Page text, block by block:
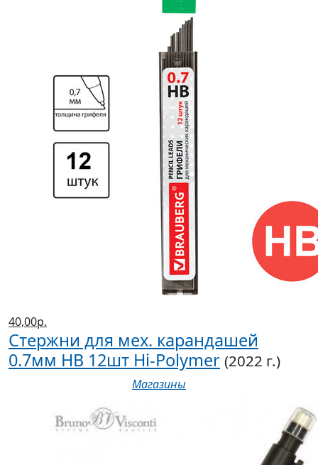
40,00р.
Стержни для мех. карандашей
0.7мм HB 12шт Hi-Polymer (2022 г.)
Магазины